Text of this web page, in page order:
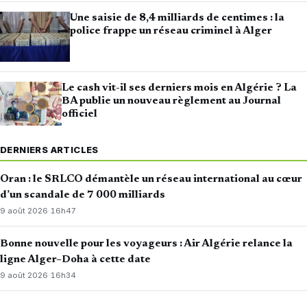
Une saisie de 8,4 milliards de centimes : la
police frappe un réseau criminel à Alger
Le cash vit-il ses derniers mois en Algérie ? La
BA publie un nouveau règlement au Journal
officiel
DERNIERS ARTICLES
Oran : le SRLCO démantèle un réseau international au cœur
d’un scandale de 7 000 milliards
9 août 2026· 16h47
Bonne nouvelle pour les voyageurs : Air Algérie relance la
ligne Alger–Doha à cette date
9 août 2026·16h34